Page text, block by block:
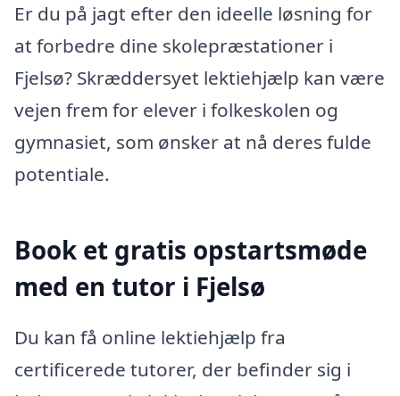
Er du på jagt efter den ideelle løsning for
at forbedre dine skolepræstationer i
Fjelsø? Skræddersyet lektiehjælp kan være
vejen frem for elever i folkeskolen og
gymnasiet, som ønsker at nå deres fulde
potentiale.
Book et gratis opstartsmøde
med en tutor i Fjelsø
Du kan få online lektiehjælp fra
certificerede tutorer, der befinder sig i